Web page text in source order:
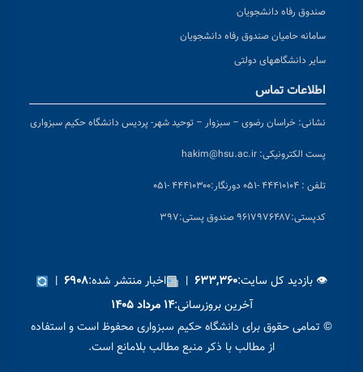
صندوق رفاه دانشجویان
سامانه حامیان صندوق رفاه دانشجویان
سایر دانشگاههای دولتی
اطلاعات تماس
نشانی: خراسان رضوی – سبزوار – توحید شهر- پردیس دانشگاه حکیم سبزواری
پست الکترونیکی: hakim@hsu.ac.ir
تلفن : ۴۴۴۱۰۱۰۴ -۰۵۱ دورنگار:۴۴۴۱۰۳۰۰ -۰۵۱
کدپستی:۹۶۱۷۹۷۶۴۸۷ صندوق پستی:۳۹۷
👁 بازدید کل سایت:۶۳۳,۳۶۰ | اخبار منتشر شده:۶۹۰۸ |
آخرین بروزرسانی:۱۴ مرداد ۱۴۰۵
© تمامی حقوق برای دانشگاه حکیم سبزواری محفوظ است و استفاده
از مطالب با ذکر منبع مطالب بلامانع است.